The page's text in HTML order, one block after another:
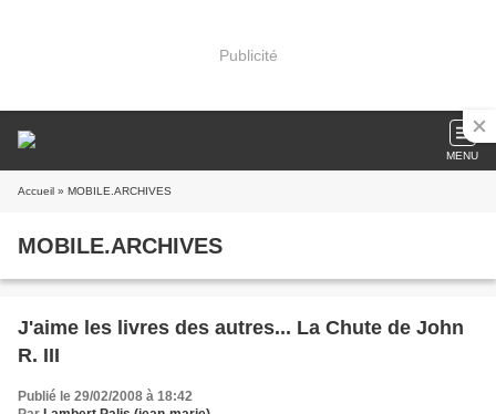
Publicité
MENU
Accueil » MOBILE.ARCHIVES
MOBILE.ARCHIVES
J'aime les livres des autres... La Chute de John
R. III
Publié le 29/02/2008 à 18:42